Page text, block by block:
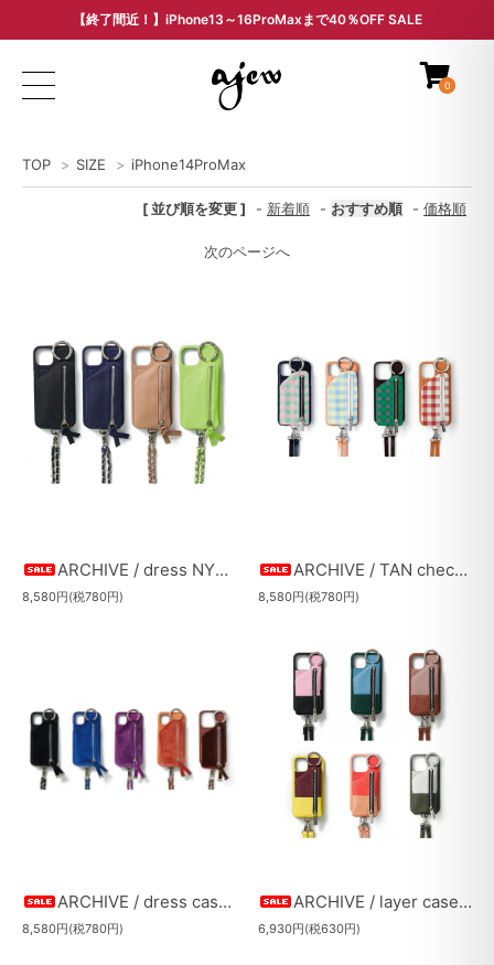
【終了間近！】iPhone13～16ProMaxまで40％OFF SALE
ARCHIVE SALE - 過去モデルをお得な価格で -
0
TOP > SIZE > iPhone14ProMax
[ 並び順を変更 ] - 新着順 - おすすめ順 - 価格順
次のページへ
ARCHIVE / dress NYLON ＜ProMax＞（40％OFF）
8,580円(税780円)
ARCHIVE / TAN check leather ＜ProMax＞（40％OFF）
8,580円(税780円)
ARCHIVE / dress case ＜ProMax/Plus＞ (40％OFF)
8,580円(税780円)
ARCHIVE / layer case＜ProMax＞（40％OFF）
6,930円(税630円)